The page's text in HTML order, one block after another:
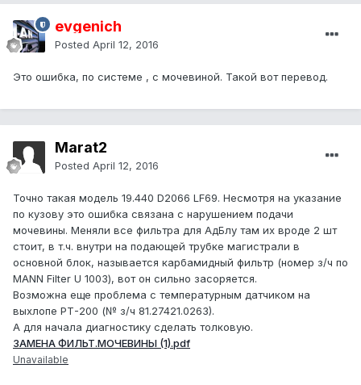
evgenich
Posted April 12, 2016
Это ошибка, по системе , с мочевиной. Такой вот перевод.
Marat2
Posted April 12, 2016
Точно такая модель 19.440 D2066 LF69. Несмотря на указание
по кузову это ошибка связана с нарушением подачи
мочевины. Меняли все фильтра для АдБлу там их вроде 2 шт
стоит, в т.ч. внутри на подающей трубке магистрали в
основной блок, называется карбамидный фильтр (номер з/ч по
MANN Filter U 1003), вот он сильно засоряется.
Возможна еще проблема с температурным датчиком на
выхлопе РТ-200 (№ з/ч 81.27421.0263).
А для начала диагностику сделать толковую.
ЗАМЕНА ФИЛЬТ.МОЧЕВИНЫ (1).pdf
Unavailable